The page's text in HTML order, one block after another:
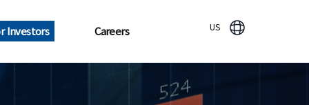
Investors Careers US